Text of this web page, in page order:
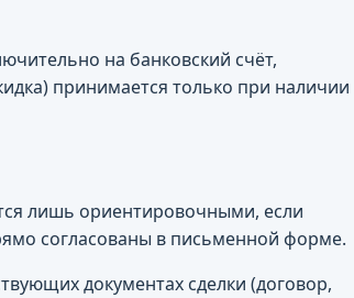
на банковский счёт,
принимается только при наличии
лишь ориентировочными, если
согласованы в письменной форме.
документах сделки (договор,